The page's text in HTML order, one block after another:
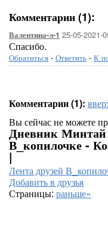
Комментарии (1):
Валентина-л-1 25-05-2021-
Спасибо.
Обратиться - Ответить - К
Комментарии (1):
Вы сейчас не можете
Дневник Минтай
В_копилочке -
|
Лента друзей
Добавить в друзья
Страницы: раньше»